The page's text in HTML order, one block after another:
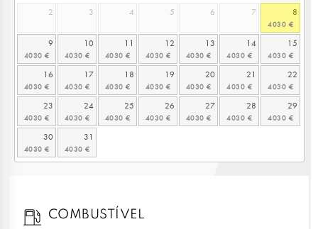
2 3 4 5 6 7 8
9 10 11 12 13 14 15
16 17 18 19 20 21 22
23 24 25 26 27 28 29
30 31
COMBUSTÍVEL